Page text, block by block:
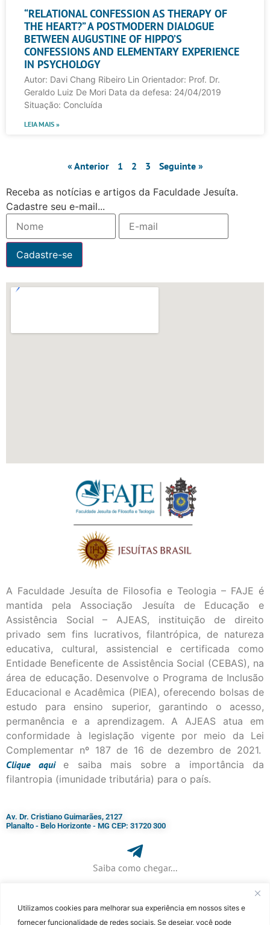
Utilizamos cookies para melhorar sua experiência em nossos sites e
fornecer funcionalidade de redes sociais. Se desejar, você pode
“RELATIONAL CONFESSION AS THERAPY OF
THE HEART?” A POSTMODERN DIALOGUE
BETWEEN AUGUSTINE OF HIPPO’S
CONFESSIONS AND ELEMENTARY EXPERIENCE
IN PSYCHOLOGY
Autor: Davi Chang Ribeiro Lin Orientador: Prof. Dr.
Geraldo Luiz De Mori Data da defesa: 24/04/2019
Situação: Concluída
LEIA MAIS »
« Anterior 1 2 3 Seguinte »
Receba as notícias e artigos da Faculdade Jesuíta.
Cadastre seu e-mail...
A Faculdade Jesuíta de Filosofia e Teologia – FAJE é
mantida pela Associação Jesuíta de Educação e
Assistência Social – AJEAS, instituição de direito
privado sem fins lucrativos, filantrópica, de natureza
educativa, cultural, assistencial e certificada como
Entidade Beneficente de Assistência Social (CEBAS), na
área de educação. Desenvolve o Programa de Inclusão
Educacional e Acadêmica (PIEA), oferecendo bolsas de
estudo para ensino superior, garantindo o acesso,
permanência e a aprendizagem. A AJEAS atua em
conformidade à legislação vigente por meio da Lei
Complementar nº 187 de 16 de dezembro de 2021.
Cliqueaqui
e saiba mais sobre a importância da
filantropia (imunidade tributária) para o país.
Av. Dr. Cristiano Guimarães, 2127
Planalto - Belo Horizonte - MG CEP: 31720 300
Saiba como chegar...
+ 55 (31) 3115-7000​